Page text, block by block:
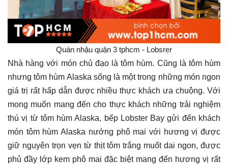
Quán nhậu quận 3 tphcm - Lobsrer
Nhà hàng với món chủ đạo là tôm hùm. Cũng là tôm hùm
nhưng tôm hùm Alaska sống là một trong những món ngon
giá trị rất hấp dẫn được nhiều thực khách ưa chuộng. Với
mong muốn mang đến cho thực khách những trải nghiệm
thú vị từ tôm hùm Alaska, bếp Lobster Bay gửi đến khách
món tôm hùm Alaska nướng phô mai với hương vị được
giữ nguyên trọn vẹn từ thịt tôm trắng muốt dai ngon, được
phủ đầy lớp kem phô mai đặc biệt mang đến hương vị rất